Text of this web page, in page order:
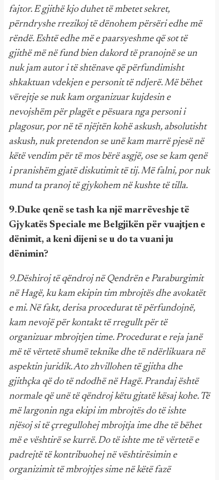
fajtor. E gjithë kjo duhet të mbetet sekret,
përndryshe rrezikoj të dënohem përsëri edhe më
rëndë. Eshtë edhe më e paarsyeshme që sot të
gjithë më në fund bien dakord të pranojnë se un
nuk jam autor i të shtënave që përfundimisht
shkaktuan vdekjen e personit të ndjerë. Më bëhet
vërejtje se nuk kam organizuar kujdesin e
nevojshëm për plagët e pësuara nga personi i
plagosur, por në të njëjtën kohë askush, absolutisht
askush, nuk pretendon se unë kam marrë pjesë në
këtë vendim për të mos bërë asgjë, ose se kam qenë
i pranishëm gjatë diskutimit të tij. Më falni, por nuk
mund ta pranoj të gjykohem në kushte të tilla.
9.Duke qenë se tash ka një marrëveshje të
Gjykatës Speciale me Belgjikën për vuajtjen e
dënimit, a keni dijeni se u do ta vuani ju
dënimin?
9.Dëshiroj të qëndroj në Qendrën e Paraburgimit
në Hagë, ku kam ekipin tim mbrojtës dhe avokatët
e mi. Në fakt, derisa procedurat të përfundojnë,
kam nevojë për kontakt të rregullt për të
organizuar mbrojtjen time. Procedurat e reja janë
më të vërtetë shumë teknike dhe të ndërlikuara në
aspektin juridik. Ato zhvillohen të gjitha dhe
gjithçka që do të ndodhë në Hagë. Prandaj është
normale që unë të qëndroj këtu gjtatë kësaj kohe. Të
më largonin nga ekipi im mbrojtës do të ishte
njësoj si të çrregullohej mbrojtja ime dhe të bëhet
më e vështirë se kurrë. Do të ishte me të vërtetë e
padrejtë të kontribuohej në vështirësimin e
organizimit të mbrojtjes sime në këtë fazë